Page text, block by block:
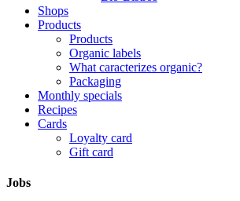
Shops
Products
Products
Organic labels
What caracterizes organic?
Packaging
Monthly specials
Recipes
Cards
Loyalty card
Gift card
Jobs